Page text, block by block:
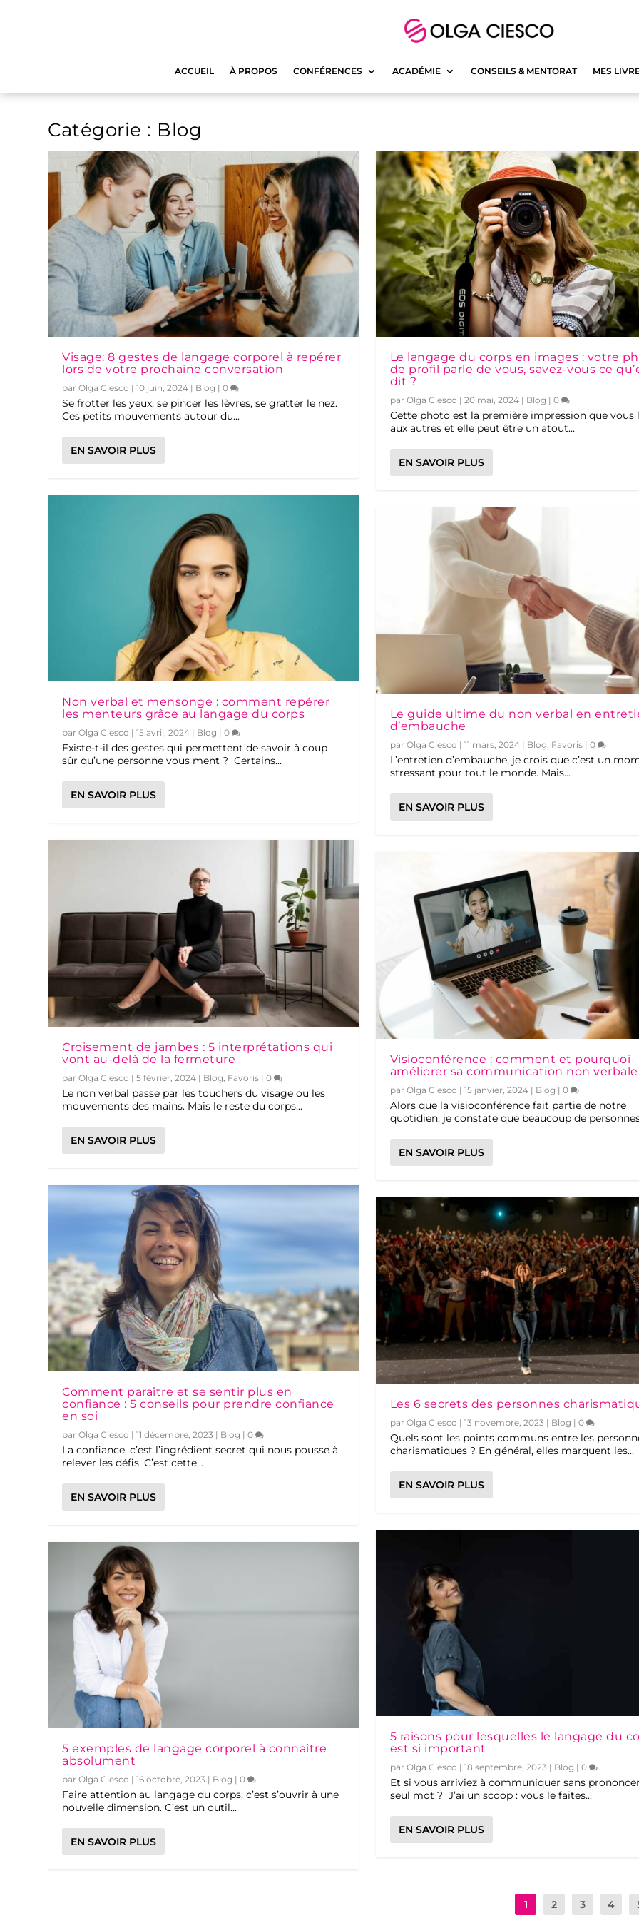
ACCUEIL À PROPOS CONFÉRENCES ACADÉMIE CONSEILS & MENTORAT MES
Catégorie : Blog
Visage: 8 gestes de langage corporel à repérer
lors de votre prochaine conversation
parOlga Ciesco |10 juin, 2024 | Blog |0
Se frotter les yeux, se pincer les lèvres, se gratter le nez.
Ces petits mouvements autour du...
EN SAVOIR PLUS
Non verbal et mensonge : comment repérer
les menteurs grâce au langage du corps
parOlga Ciesco |15 avril, 2024 | Blog |0
Existe-t-il des gestes qui permettent de savoir à coup
sûr qu’une personne vous ment ? Certains...
EN SAVOIR PLUS
Croisement de jambes : 5 interprétations qui
vont au-delà de la fermeture
parOlga Ciesco |5 février, 2024 | Blog Favoris |0
Le non verbal passe par les touchers du visage ou les
mouvements des mains. Mais le reste du corps...
EN SAVOIR PLUS
Comment paraître et se sentir plus en
confiance : 5 conseils pour prendre confiance
en soi
parOlga Ciesco |11 décembre, 2023 | Blog |0
La confiance, c’est l’ingrédient secret qui nous pousse à
relever les défis. C’est cette...
EN SAVOIR PLUS
5 exemples de langage corporel à connaître
absolument
parOlga Ciesco |16 octobre, 2023 | Blog |0
Faire attention au langage du corps, c’est s’ouvrir à une
nouvelle dimension. C’est un outil...
EN SAVOIR PLUS
Le langage du corps en images : votre
de profil parle de vous, savez-vous ce
dit ?
par Olga Ciesco | 20 mai, 2024| Blog | 0
Cette photo est la première impression que vous
aux autres et elle peut être un atout...
EN SAVOIR PLUS
Le guide ultime du non verbal en
d’embauche
par Olga Ciesco | 11 mars, 2024| Blog, Favoris| 0
L’entretien d’embauche, je crois que c’est un
stressant pour tout le monde. Mais...
EN SAVOIR PLUS
Visioconférence : comment et pourquoi
améliorer sa communication non
par Olga Ciesco | 15 janvier, 2024| Blog | 0
Alors que la visioconférence fait partie de notre
quotidien, je constate que beaucoup de
EN SAVOIR PLUS
Les 6 secrets des personnes
par Olga Ciesco | 13 novembre, 2023 | Blog | 0
Quels sont les points communs entre les
charismatiques ? En général, elles marquent les...
EN SAVOIR PLUS
5 raisons pour lesquelles le langage du
est si important
par Olga Ciesco | 18 septembre, 2023 | Blog | 0
Et si vous arriviez à communiquer sans
seul mot ? J’ai un scoop : vous le faites...
EN SAVOIR PLUS
1 2 3 4